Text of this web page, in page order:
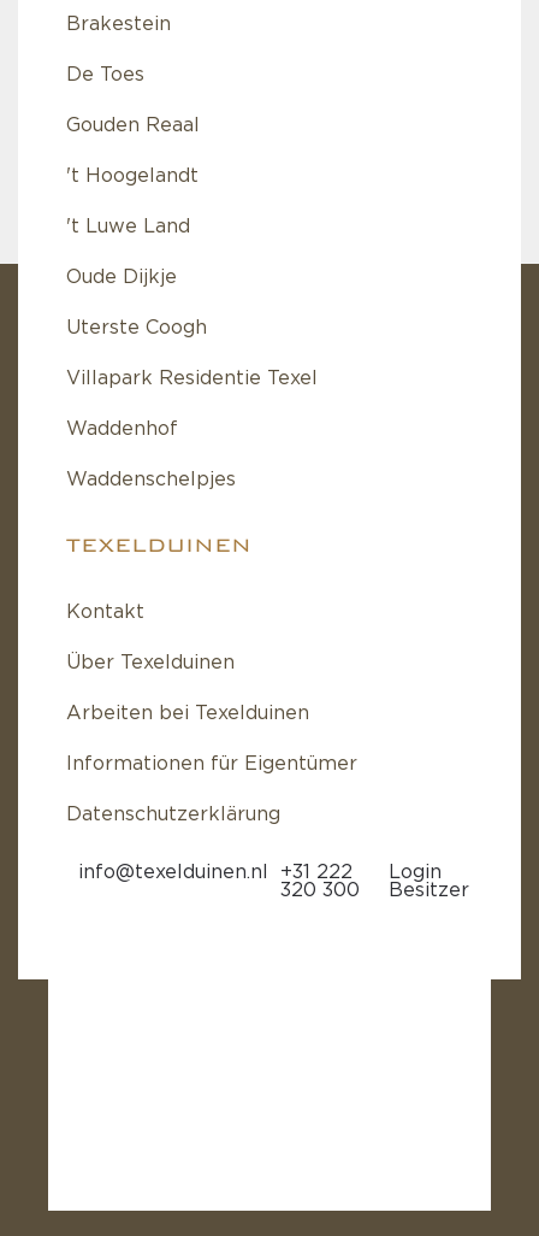
Brakestein
De Toes
Gouden Reaal
't Hoogelandt
't Luwe Land
Oude Dijkje
Uterste Coogh
Villapark Residentie Texel
Waddenhof
Waddenschelpjes
TEXELDUINEN
Kontakt
Über Texelduinen
Arbeiten bei Texelduinen
Informationen für Eigentümer
Datenschutzerklärung
info@texelduinen.nl
+31 222
320 300
Login
Besitzer